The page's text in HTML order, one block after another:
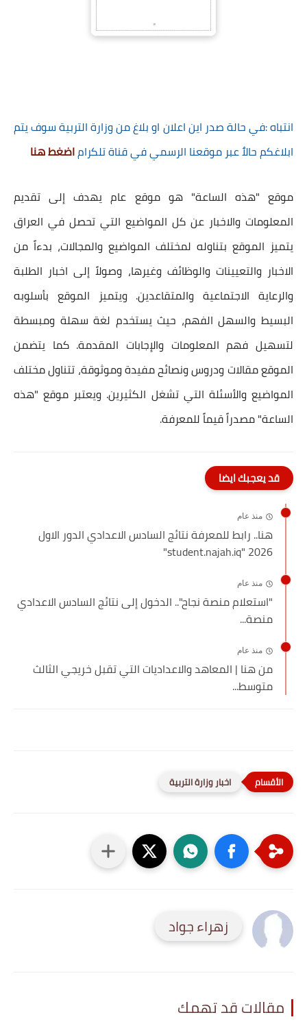
انتباه :في حالة صدر اين اعلان او بلاغ من وزارة التربية سوف يتم
ابلاغكم حالٱ عبر موقعنا الرسمي في قناة تلكراماضغط هنا
موقع "هذه الساعة" هو موقع عام يهدف إلى تقديم
المعلومات والاخبار عن كل المواضيع التي تحصل في العراق
يتميز الموقع بتناوله لمختلف المواضيع والمجالات، بدءاً من
الاخبار والتعيينات والوظائف وغيرها، وصولاً إلى اخبار الطلبة
والرعاية الاجتماعية والمتقاعدين. ويتميز الموقع بأسلوبه
البسيط والسهل الفهم، حيث يستخدم لغة سهلة ومبسطة
لتسهيل فهم المعلومات والإجابات المقدمة. كما يتضمن
الموقع مقالات ودروس ونصائح مفيدة وموثوقة، تتناول مختلف
المواضيع والأسئلة التي تشغل الكثيرين. ويعتبر موقع "هذه
الساعة" مصدراً قيماً للمعرفة.
قد يعجبك ايضا
منذ عام
هنا.. رابط للمعرفة نتائج السادس الاعدادي الدور الاول
2026 "student.najah.iq"
منذ عام
"استعلام منصة نجاح".. الدخول إلى نتائج السادس الاعدادي
منصة...
منذ عام
من هنا | المعاهد والاعداديات التي تقبل خريجي الثالث
متوسط...
اخبار وزارة التربية
زهراء جواد
مقالات قد تهمك